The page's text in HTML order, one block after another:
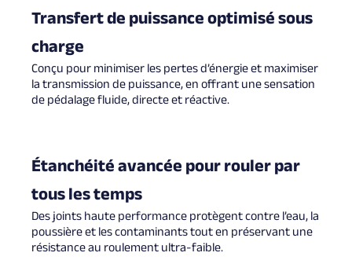
Transfert de puissance optimisé sous
charge
Conçu pour minimiser les pertes d’énergie et maximiser
la transmission de puissance, en offrant une sensation
de pédalage fluide, directe et réactive.
Étanchéité avancée pour rouler par
tous les temps
Des joints haute performance protègent contre l’eau, la
poussière et les contaminants tout en préservant une
résistance au roulement ultra-faible.